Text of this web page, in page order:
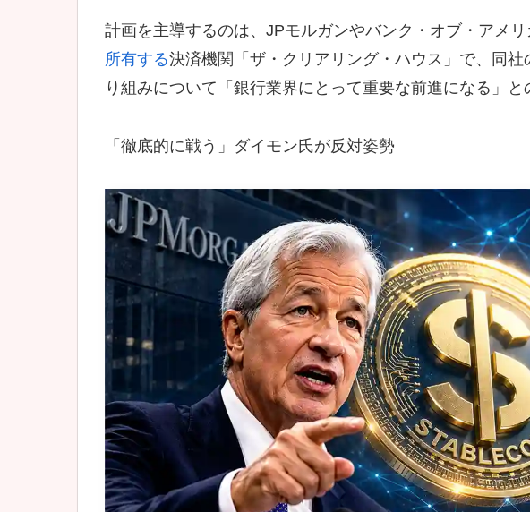
計画を主導するのは、JPモルガンやバンク・オブ・アメ
所有する決済機関「ザ・クリアリング・ハウス」で、同
り組みについて「銀行業界にとって重要な前進になる」と
「徹底的に戦う」ダイモン氏が反対姿勢